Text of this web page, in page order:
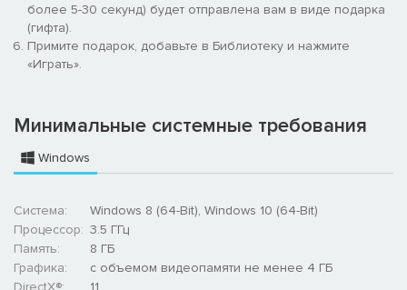
Ищите новые подходы в уже выполненным заданиям, чтобы
достичь всех целей, и тратьте заработанные деньги на
улучшенное снаряжение и оружие.
Contracts 2 выводит визуальную составляющую игры на
новый уровень: оптимизированная графика, повышенная
делают игру самой красивой в серии. Выполняйте
более 5-30 секунд) будет отправлена вам в виде подарка
(гифта).
Примите подарок, добавьте в Библиотеку и нажмите
«Играть».
Минимальные системные требования
Windows
Система:
Windows 8 (64-Bit), Windows 10 (64-Bit)
Процессор: 3.5 ГГц
Память:
8 ГБ
Графика:
с объемом видеопамяти не менее 4 ГБ
DirectX®:
11